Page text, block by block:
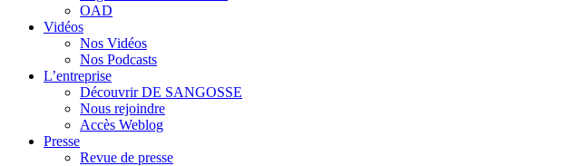
OAD
Vidéos
Nos Vidéos
Nos Podcasts
L’entreprise
Découvrir DE SANGOSSE
Nous rejoindre
Accès Weblog
Presse
Revue de presse